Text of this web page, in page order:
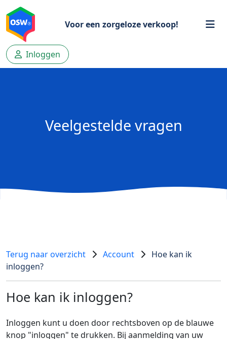
Voor een zorgeloze verkoop!
Inloggen
Veelgestelde vragen
Terug naar overzicht Account
Hoe kan ik
inloggen?
Hoe kan ik inloggen?
Inloggen kunt u doen door rechtsboven op de blauwe
knop "inloggen" te drukken. Bij aanmelding van uw